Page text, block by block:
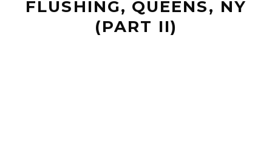
FLUSHING, QUEENS, NY
(PART II)